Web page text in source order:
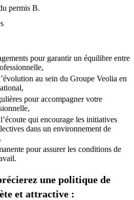
permis B.
pour garantir un équilibre entre
au sein du Groupe Veolia en
pour accompagner votre
qui encourage les initiatives
dans un environnement de
pour assurer les conditions de
une politique de
et attractive :